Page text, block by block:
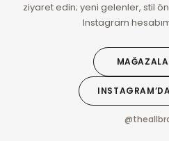
ziyaret edin; yeni gelenler, stil
Instagram